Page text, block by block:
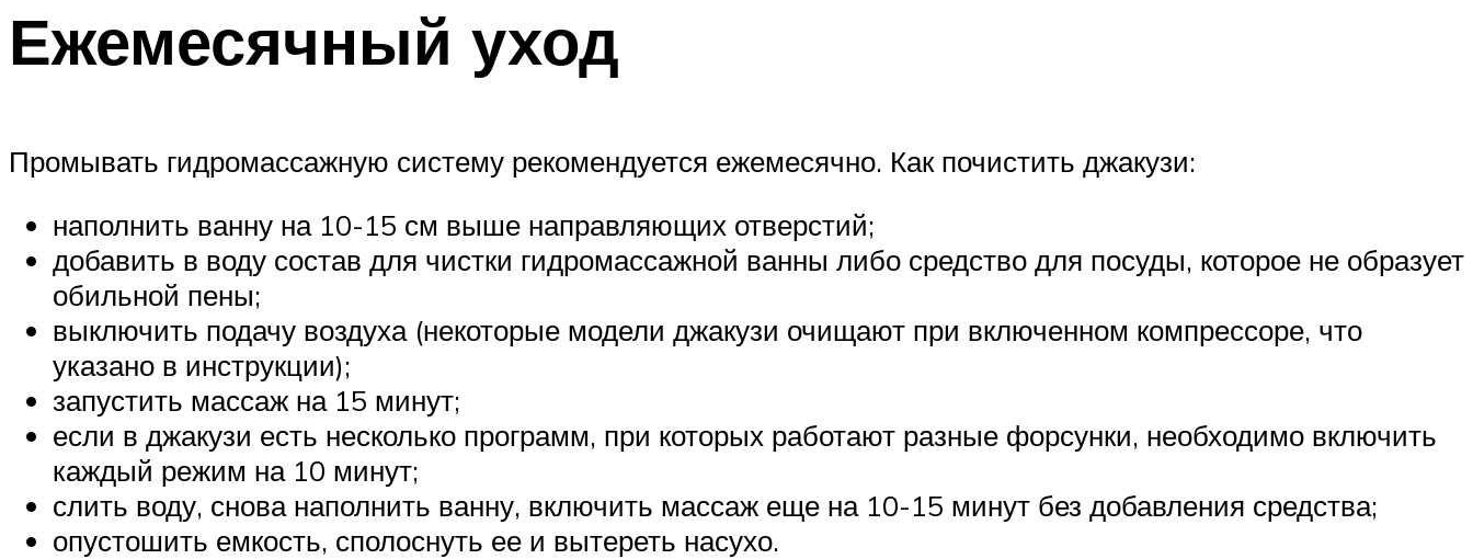
Ежемесячный уход
Промывать гидромассажную систему рекомендуется ежемесячно. Как почистить джакузи:
наполнить ванну на 10-15 см выше направляющих отверстий;
добавить в воду состав для чистки гидромассажной ванны либо средство для посуды, которое не образует
обильной пены;
выключить подачу воздуха (некоторые модели джакузи очищают при включенном компрессоре, что
указано в инструкции);
запустить массаж на 15 минут;
если в джакузи есть несколько программ, при которых работают разные форсунки, необходимо включить
каждый режим на 10 минут;
слить воду, снова наполнить ванну, включить массаж еще на 10-15 минут без добавления средства;
опустошить емкость, сполоснуть ее и вытереть насухо.